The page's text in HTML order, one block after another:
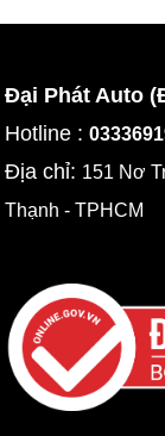
Đại Phát Auto
Hotline :
Địa chỉ: 151 Nơ
Thạnh - TPHCM